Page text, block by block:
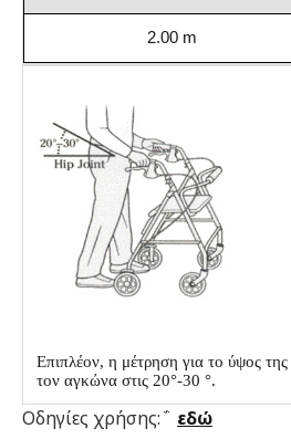
2.00 m
Επιπλέον, η μέτρηση για το ύψος
τον αγκώνα στις 20°-30 °.
Οδηγίες χρήσης:΅ εδώ